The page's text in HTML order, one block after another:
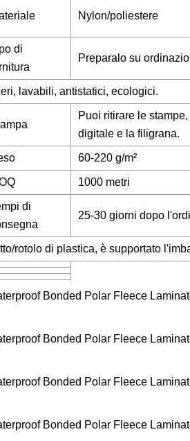
Nylon/poliestere
di
Preparalo su
lavabili, antistatici, ecologici.
Puoi ritirare le
digitale e la filigrana.
60-220 g/m²
1000 metri
di
25-30 giorni dopo
rotolo di plastica, è supportato